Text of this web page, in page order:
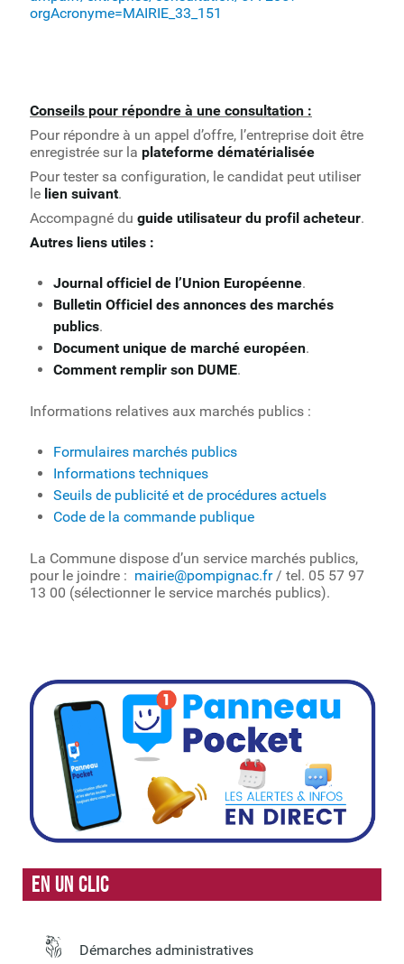
orgAcronyme=MAIRIE_33_151
Conseils pour répondre à une consultation :
Pour répondre à un appel d’offre, l’entreprise doit être
enregistrée sur la plateforme dématérialisée
Pour tester sa configuration, le candidat peut utiliser
le lien suivant.
Accompagné du guide utilisateur du profil acheteur.
Autres liens utiles :
Journal officiel de l’Union Européenne.
Bulletin Officiel des annonces des marchés
publics.
Document unique de marché européen.
Comment remplir son DUME.
Informations relatives aux marchés publics :
Formulaires marchés publics
Informations techniques
Seuils de publicité et de procédures actuels
Code de la commande publique
La Commune dispose d’un service marchés publics,
pour le joindre : mairie@pompignac.fr/ tel. 05 57 97
13 00 (sélectionner le service marchés publics).
En un clic
Démarches administratives